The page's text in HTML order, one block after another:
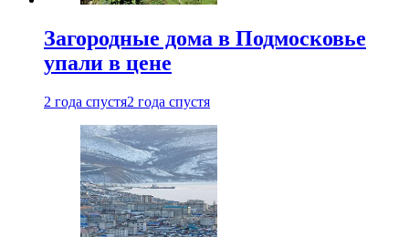
Загородные дома в Подмосковье
упали в цене
2 года спустя2 года спустя